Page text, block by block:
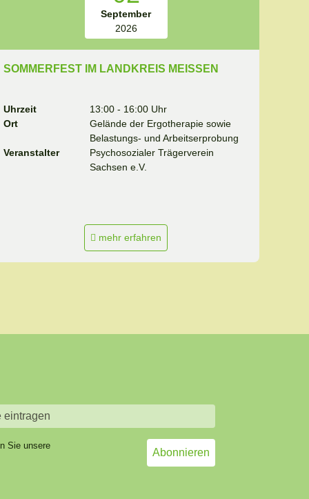
September
2026
SOMMERFEST IM LANDKREIS MEISSEN
Uhrzeit
13:00 - 16:00 Uhr
Ort
Gelände der Ergotherapie sowie
Belastungs- und Arbeitserprobung
Veranstalter
Psychosozialer Trägerverein
Sachsen e.V.
mehr erfahren
Sie unsere